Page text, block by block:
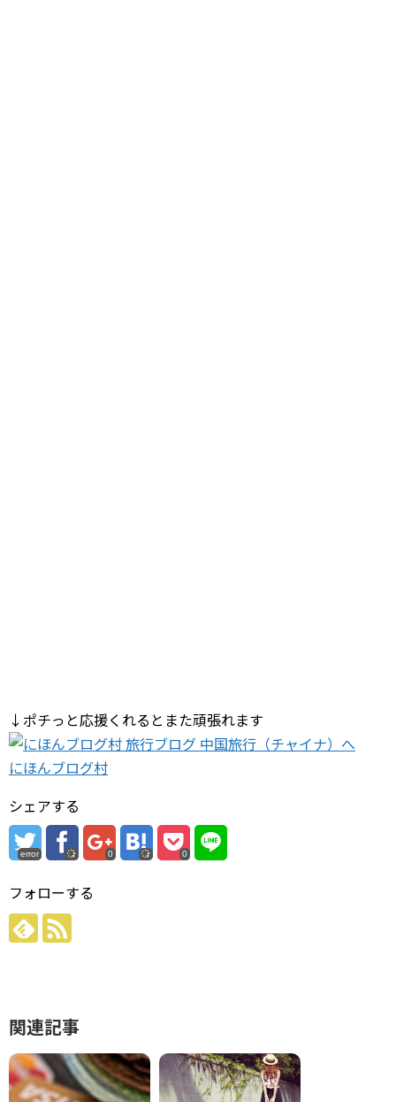
↓ポチっと応援くれるとまた頑張れます
にほんブログ村
シェアする
error 0 0
フォローする
関連記事